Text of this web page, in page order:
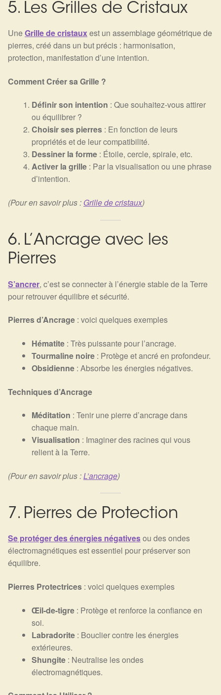
5. Les Grilles de Cristaux
UneGrille de cristauxest un assemblage géométrique de
pierres, créé dans un but précis : harmonisation,
protection, manifestation d’une intention.
Comment Créer sa Grille ?
Définir son intention : Que souhaitez-vous attirer
ou équilibrer ?
Choisir ses pierres : En fonction de leurs
propriétés et de leur compatibilité.
Dessiner la forme : Étoile, cercle, spirale, etc.
Activer la grille : Par la visualisation ou une phrase
d’intention.
(Pour en savoir plus : Grille de cristaux)
6. L’Ancrage avec les
Pierres
S’ancrer, c’est se connecter à l’énergie stable de la Terre
pour retrouver équilibre et sécurité.
Pierres d’Ancrage : voici quelques exemples
Hématite : Très puissante pour l’ancrage.
Tourmaline noire : Protège et ancré en profondeur.
Obsidienne : Absorbe les énergies négatives.
Techniques d’Ancrage
Méditation : Tenir une pierre d’ancrage dans
chaque main.
Visualisation : Imaginer des racines qui vous
relient à la Terre.
(Pour en savoir plus :L’ancrage)
7. Pierres de Protection
Se protéger des énergies négativesou des ondes
électromagnétiques est essentiel pour préserver son
équilibre.
Pierres Protectrices : voici quelques exemples
Œil-de-tigre : Protège et renforce la confiance en
soi.
Labradorite : Bouclier contre les énergies
extérieures.
Shungite : Neutralise les ondes
électromagnétiques.